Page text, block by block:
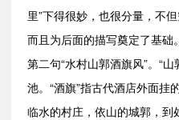
里”下得很妙，也很分量，不
而且为后面的描写奠定了基础。
第二句“水村山郭酒旗风”。“
池。“酒旗”指古代酒店外面挂
临水的村庄，依山的城郭，到